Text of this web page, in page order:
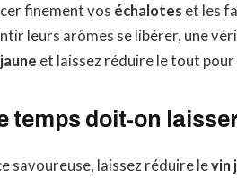
finement vos échalotes et les
leurs arômes se libérer, une
et laissez réduire le tout
temps doit-on
savoureuse, laissez réduire levin